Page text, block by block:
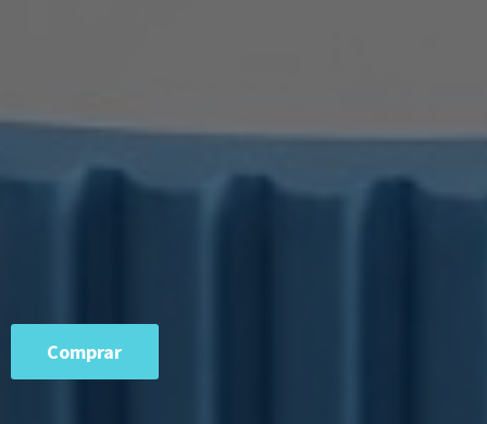
Comprar